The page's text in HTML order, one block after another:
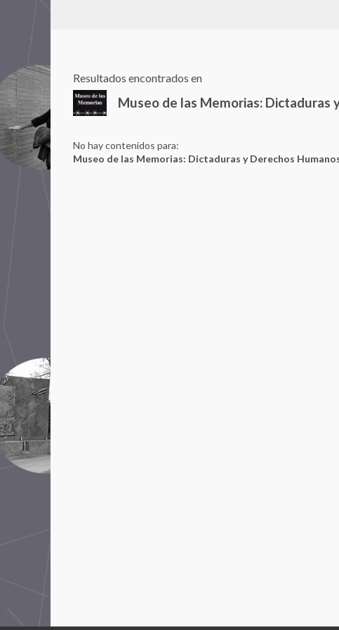
Resultados encontrados en
Museo de las Memorias: Dictaduras
No hay contenidos para:
Museo de las Memorias: Dictaduras y Derechos